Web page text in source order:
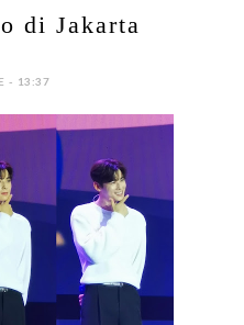
di Jakarta
- 13:37